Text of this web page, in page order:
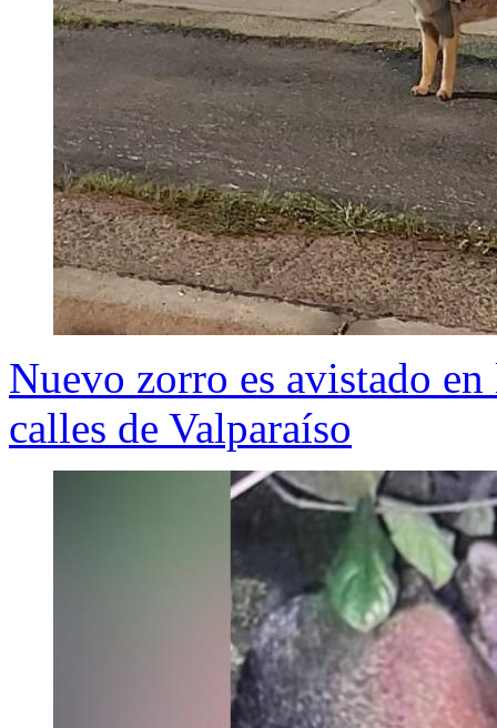
Nuevo zorro es avistado
calles de Valparaíso